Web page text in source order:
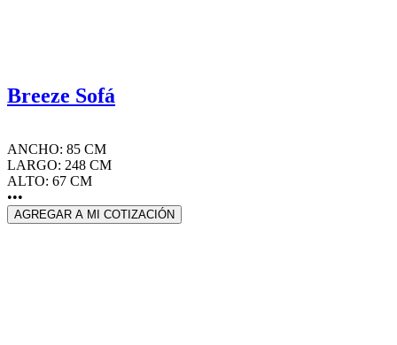
Breeze Sofá
ANCHO: 85 CM
LARGO: 248 CM
ALTO: 67 CM
•••
AGREGAR A MI COTIZACIÓN